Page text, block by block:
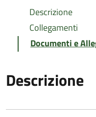
Descrizione
Collegamenti
Documenti e
Descrizione